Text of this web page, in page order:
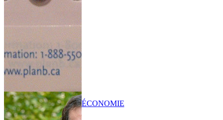
ÉCONOMIE